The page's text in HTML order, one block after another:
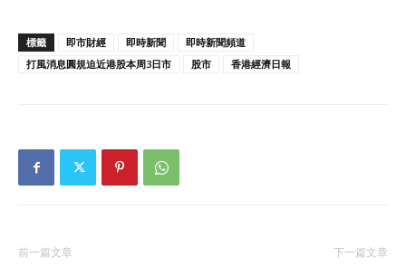
標籤 即市財經 即時新聞
即時新聞頻道
打風消息圓規迫近港股本周3日市
股市 香港經濟日報
前一篇文章 下一篇文章